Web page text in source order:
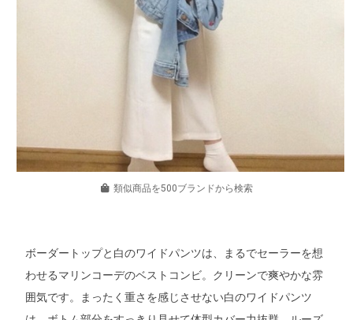
類似商品を500ブランドから検索
ボーダートップと白のワイドパンツは、まるでセーラーを想
わせるマリンコーデのベストコンビ。クリーンで爽やかな雰
囲気です。まったく重さを感じさせない白のワイドパンツ